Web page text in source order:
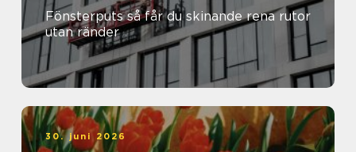
Fönsterputs så får du skinande rena rutor
utan ränder
30. juni 2026